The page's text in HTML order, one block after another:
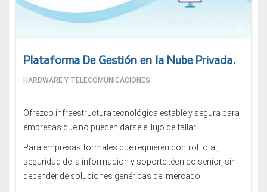
Plataforma De Gestión en la Nube Privada.
HARDWARE Y TELECOMUNICACIONES
Ofrezco infraestructura tecnológica estable y segura para
empresas que no pueden darse el lujo de fallar.
Para empresas formales que requieren control total,
seguridad de la información y soporte técnico senior, sin
depender de soluciones genéricas del mercado.